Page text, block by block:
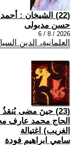
(22) الشيخان : أحمد الشرع ونعيم قاسم
حسن مدبولى
2026 / 8 / 6
العلمانية، الدين
(23) حينَ مضى يُنقذُ
الحاج محمد عارف
الغريب) اغتيالة
سامي ابراهيم فودة